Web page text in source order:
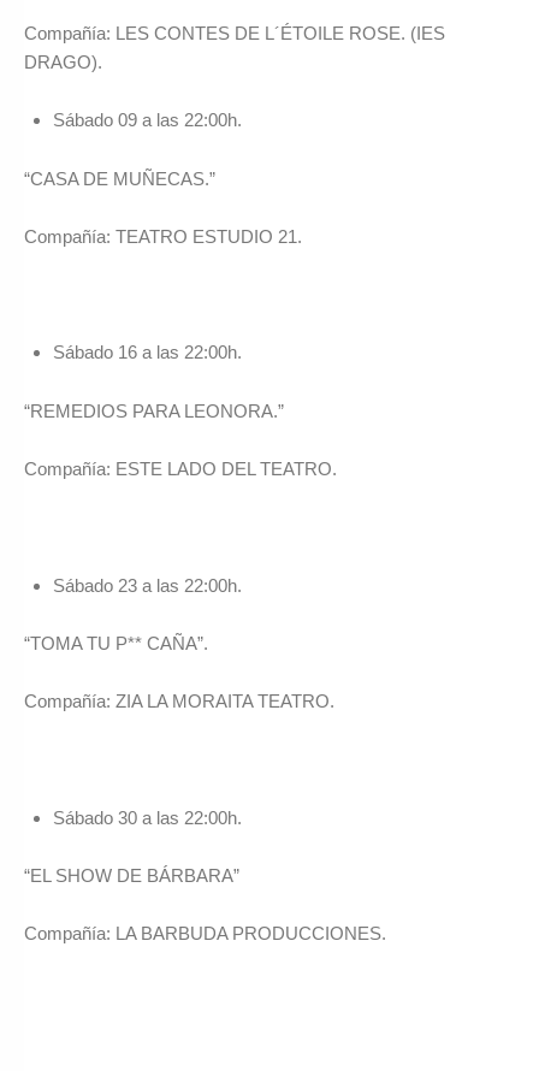
Compañía: LES CONTES DE L´ÉTOILE ROSE. (IES
DRAGO).
Sábado 09 a las 22:00h.
“CASA DE MUÑECAS.”
Compañía: TEATRO ESTUDIO 21.
Sábado 16 a las 22:00h.
“REMEDIOS PARA LEONORA.”
Compañía: ESTE LADO DEL TEATRO.
Sábado 23 a las 22:00h.
“TOMA TU P** CAÑA”.
Compañía: ZIA LA MORAITA TEATRO.
Sábado 30 a las 22:00h.
“EL SHOW DE BÁRBARA”
Compañía: LA BARBUDA PRODUCCIONES.